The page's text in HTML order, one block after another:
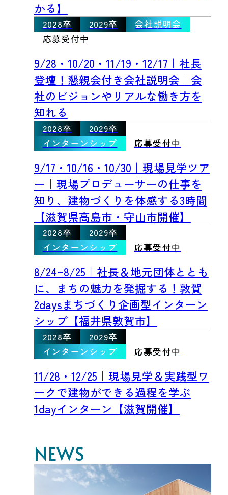
かる】
2028卒 2029卒
会社説明会
応募受付中
9/28・10/20・11/19・12/17｜社長
登壇！懇親会付き会社説明会｜会
社のビジョンやリアルな働き方を
知れる
2028卒
2029卒
インターンシップ
応募受付中
9/17・10/16・10/30｜現場見学ツア
ー｜現場プロデューサーの仕事を
知り、建物づくりを体感する3時間
【滋賀県高島市・守山市開催】
2028卒
2029卒
インターンシップ
応募受付中
8/24~8/25｜社長＆地元団体ととも
に、まちの魅力を発掘する！敦賀
2daysまちづくり企画型インターン
シップ【福井県敦賀市】
2028卒
2029卒
インターンシップ
応募受付中
11/28・12/25｜現場見学＆実践型ワ
ークで建物ができる過程を学ぶ
1dayインターン【滋賀開催】
NEWS